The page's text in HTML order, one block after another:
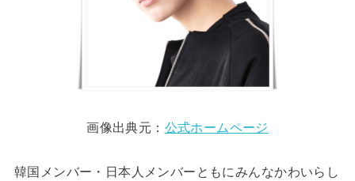
画像出典元： 公式ホームページ
韓国メンバー・日本人メンバーともにみんなかわいらし